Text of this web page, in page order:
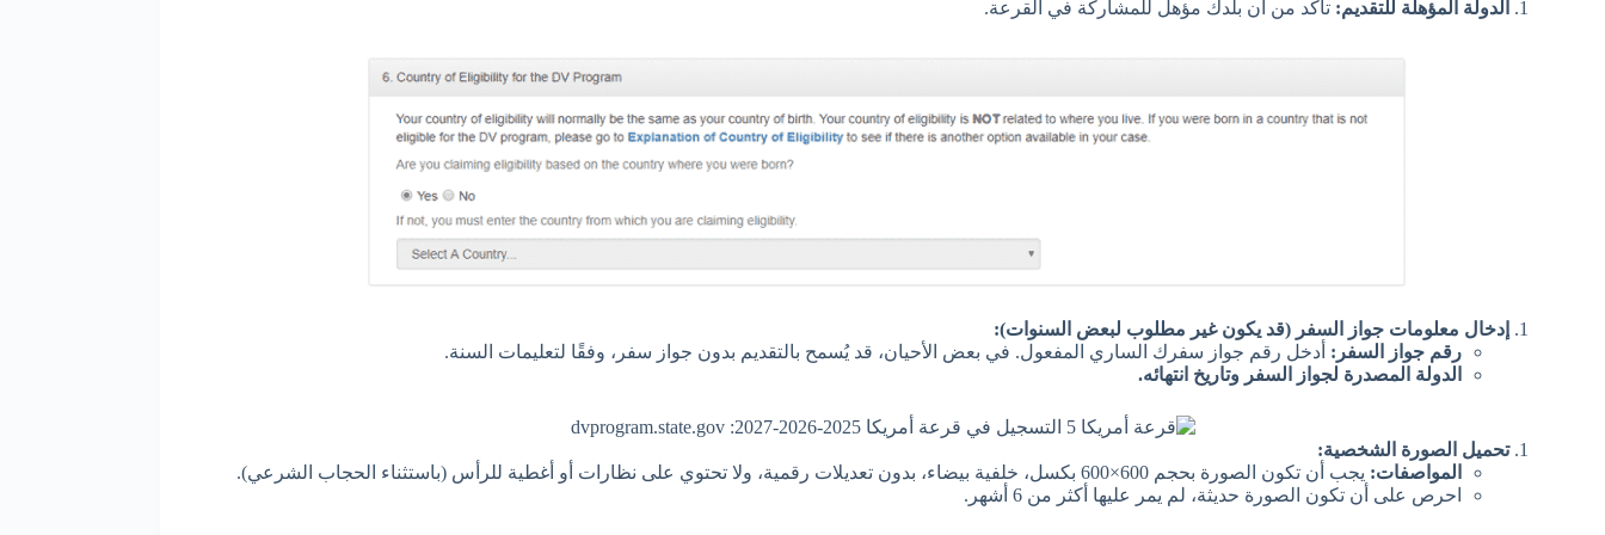
الدولة المؤهلة للتقديم: تأكد من أن بلدك مؤهل للمشاركة في القرعة.
إدخال معلومات جواز السفر (قد يكون غير مطلوب لبعض السنوات):
رقم جواز السفر: أدخل رقم جواز سفرك الساري المفعول. في بعض الأحيان، قد يُسمح بالتقديم بدون جواز سفر، وفقًا لتعليمات السنة.
الدولة المصدرة لجواز السفر وتاريخ انتهائه.
تحميل الصورة الشخصية:
المواصفات: يجب أن تكون الصورة بحجم 600×600 بكسل، خلفية بيضاء، بدون تعديلات رقمية، ولا تحتوي على نظارات أو أغطية للرأس (باستثناء الحجاب الشرعي).
احرص على أن تكون الصورة حديثة، لم يمر عليها أكثر من 6 أشهر.